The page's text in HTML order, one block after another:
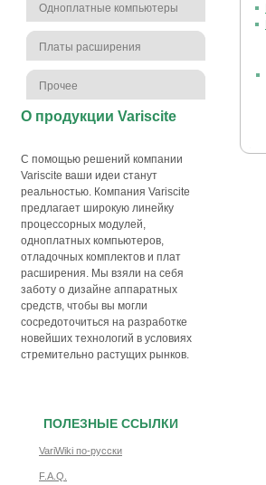
Одноплатные компьютеры
Платы расширения
Прочее
О продукции Variscite
С помощью решений компании
Variscite ваши идеи станут
реальностью. Компания Variscite
предлагает широкую линейку
процессорных модулей,
одноплатных компьютеров,
отладочных комплектов и плат
расширения. Мы взяли на себя
заботу о дизайне аппаратных
средств, чтобы вы могли
сосредоточиться на разработке
новейших технологий в условиях
стремительно растущих рынков.
ПОЛЕЗНЫЕ ССЫЛКИ
VariWiki по-русски
F.A.Q.